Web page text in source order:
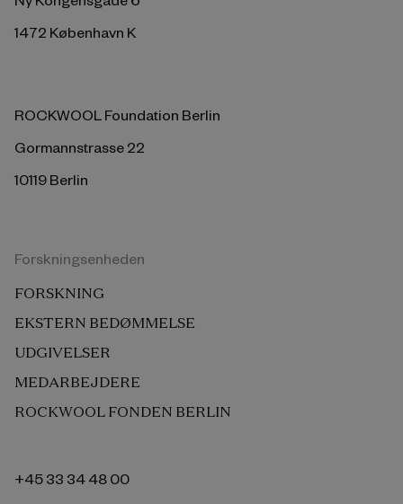
1472 København K
ROCKWOOL Foundation Berlin
Gormannstrasse 22
10119 Berlin
Forskningsenheden
FORSKNING
EKSTERN BEDØMMELSE
UDGIVELSER
MEDARBEJDERE
ROCKWOOL FONDEN BERLIN
+45 33 34 48 00